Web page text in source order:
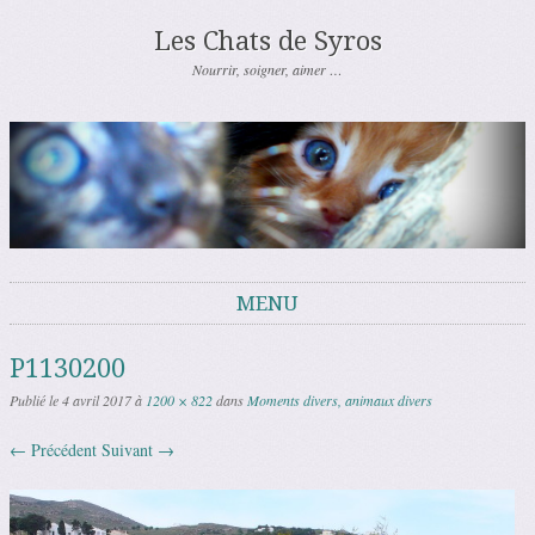
Les Chats de Syros
Nourrir, soigner, aimer …
MENU
P1130200
Publié le4 avril 2017à 1200 × 822dansMoments divers, animaux divers
← Précédent Suivant →